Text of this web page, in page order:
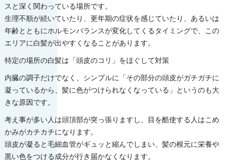
スと深く関わっている場所です。
生理不順が続いていたり、更年期の症状を感じていたり、あるいは
年齢とともにホルモンバランスが変化してくるタイミングで、この
エリアに白髪が出やすくなることがあります。
特定の場所の白髪は「頭皮のコリ」をほぐして対策
内臓の調子だけでなく、シンプルに「その部分の頭皮がガチガチに
凝っているから、髪に色がつけられなくなっている」というのも大
きな原因です。
考え事が多い人は頭頂部が突っ張りますし、目を酷使する人はこめ
かみがカチカチになります。
頭皮が凝ると毛細血管がギュッと縮んでしまい、髪の根元に栄養や
黒い色をつける成分が行き届かなくなります。